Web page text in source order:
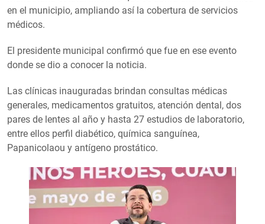
en el municipio, ampliando así la cobertura de servicios
médicos.
El presidente municipal confirmó que fue en ese evento
donde se dio a conocer la noticia.
Las clínicas inauguradas brindan consultas médicas
generales, medicamentos gratuitos, atención dental, dos
pares de lentes al año y hasta 27 estudios de laboratorio,
entre ellos perfil diabético, química sanguínea,
Papanicolaou y antígeno prostático.